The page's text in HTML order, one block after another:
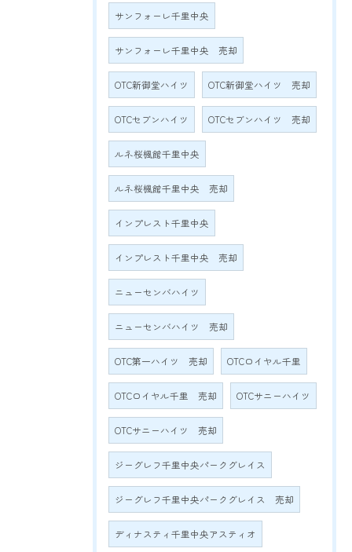
サンフォーレ千里中央
サンフォーレ千里中央 売却
OTC新御堂ハイツ OTC新御堂ハイツ 売却
OTCセブンハイツ OTCセブンハイツ 売却
ルネ桜楓館千里中央
ルネ桜楓館千里中央 売却
インプレスト千里中央
インプレスト千里中央 売却
ニューセンバハイツ
ニューセンバハイツ 売却
OTC第一ハイツ 売却 OTCロイヤル千里
OTCロイヤル千里 売却 OTCサニーハイツ
OTCサニーハイツ 売却
ジーグレフ千里中央パークグレイス
ジーグレフ千里中央パークグレイス 売却
ディナスティ千里中央アスティオ